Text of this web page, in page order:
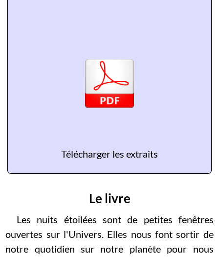
Télécharger les extraits
Le livre
Les nuits étoilées sont de petites fenêtres
ouvertes sur l'Univers. Elles nous font sortir de
notre quotidien sur notre planète pour nous